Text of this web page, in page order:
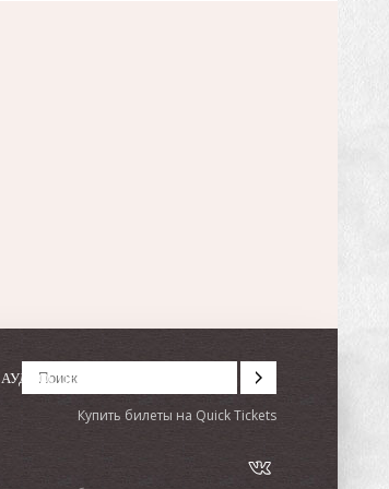
АУДИОСПЕКТАКЛИ
Купить билеты на Quick Tickets